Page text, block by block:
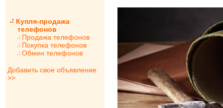
Купля-продажа
телефонов
Продажа телефонов
Покупка телефонов
Обмен телефонов
Добавить свое объявление
>>